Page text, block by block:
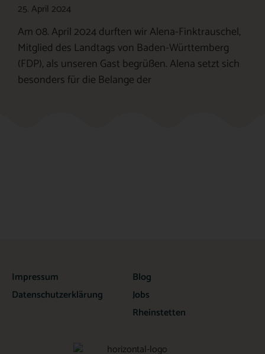
25. April 2024
Am 08. April 2024 durften wir Alena-Finktrauschel,
Mitglied des Landtags von Baden-Württemberg
(FDP), als unseren Gast begrüßen. Alena setzt sich
besonders für die Belange der
Impressum
Datenschutzerklärung
Blog
Jobs
Rheinstetten